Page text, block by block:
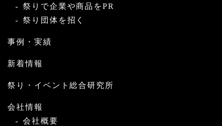
祭りで企業や商品をPR
祭り団体を招く
事例・実績
新着情報
祭り・イベント総合研究所
会社情報
会社概要